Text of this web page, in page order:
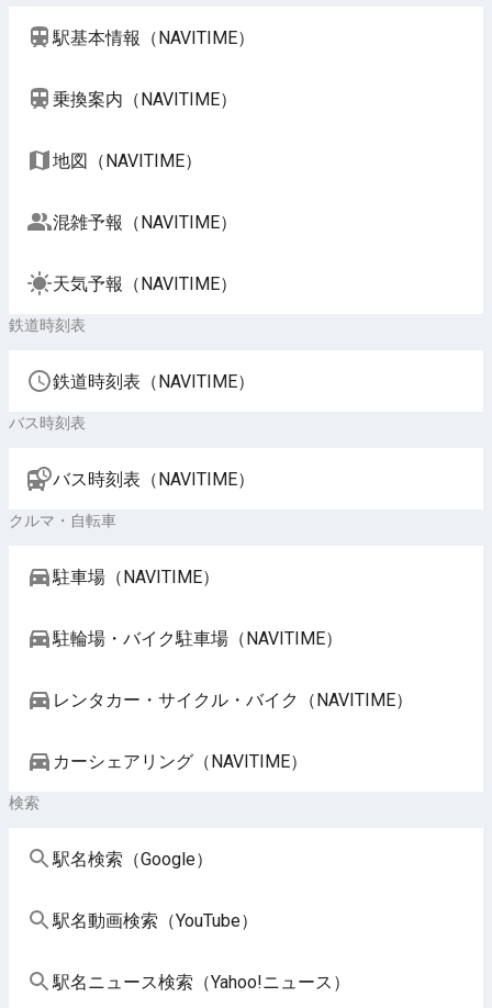
駅基本情報（NAVITIME）
乗換案内（NAVITIME）
地図（NAVITIME）
混雑予報（NAVITIME）
天気予報（NAVITIME）
鉄道時刻表
鉄道時刻表（NAVITIME）
バス時刻表
バス時刻表（NAVITIME）
クルマ・自転車
駐車場（NAVITIME）
駐輪場・バイク駐車場（NAVITIME）
レンタカー・サイクル・バイク（NAVITIME）
カーシェアリング（NAVITIME）
検索
駅名検索（Google）
駅名動画検索（YouTube）
駅名ニュース検索（Yahoo!ニュース）